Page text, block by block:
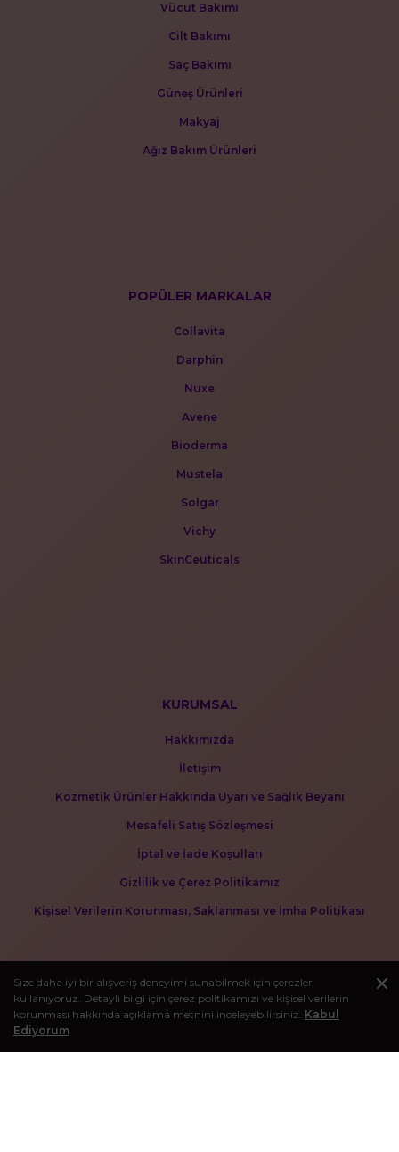
Size daha iyi bir alışveriş deneyimi sunabilmek için çerezler
kullanıyoruz. Detaylı bilgi için çerez politikamızı ve kişisel verilerin
korunması hakkında açıklama metnini inceleyebilirsiniz. Kabul
Ediyorum
Vücut Bakımı
Cilt Bakımı
Saç Bakımı
Güneş Ürünleri
Makyaj
Ağız Bakım Ürünleri
POPÜLER MARKALAR
Collavita
Darphin
Nuxe
Avene
Bioderma
Mustela
Solgar
Vichy
SkinCeuticals
KURUMSAL
Hakkımızda
İletişim
Kozmetik Ürünler Hakkında Uyarı ve Sağlık Beyanı
Mesafeli Satış Sözleşmesi
İptal ve İade Koşulları
Gizlilik ve Çerez Politikamız
Kişisel Verilerin Korunması, Saklanması ve İmha Politikası